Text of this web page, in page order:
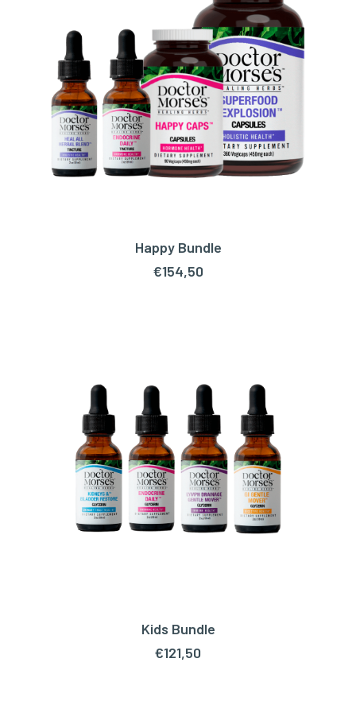
TOEVOEGEN AAN WINKELWAGEN
Happy Bundle
€154,50
Kids Bundle
€121,50